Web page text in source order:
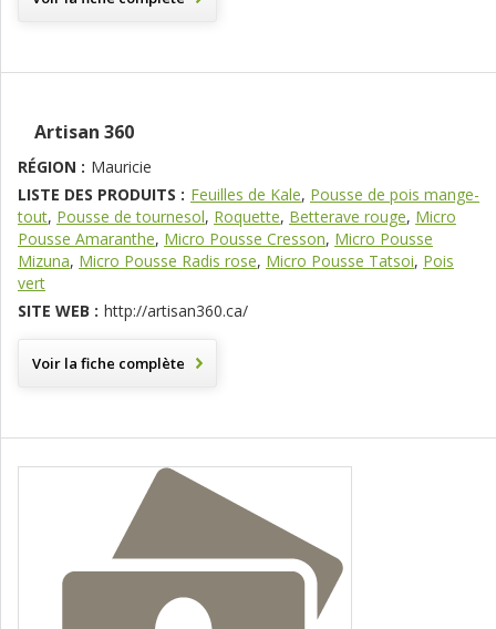
Artisan 360
RÉGION : Mauricie
LISTE DES PRODUITS : Feuilles de Kale, Pousse de pois mange-
tout, Pousse de tournesol, Roquette, Betterave rouge, Micro
Pousse Amaranthe, Micro Pousse Cresson, Micro Pousse
Mizuna, Micro Pousse Radis rose, Micro Pousse Tatsoi, Pois
vert
SITE WEB : http://artisan360.ca/
Voir la fiche complète